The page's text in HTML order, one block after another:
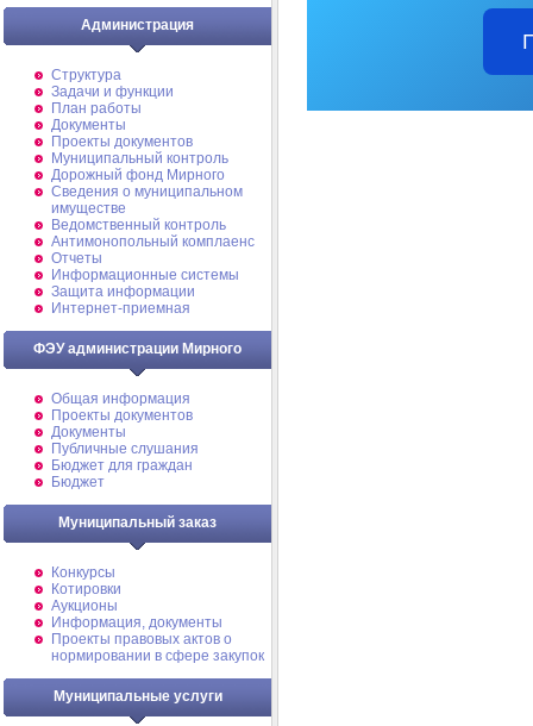
Администрация
Структура
Задачи и функции
План работы
Документы
Проекты документов
Муниципальный контроль
Дорожный фонд Мирного
Cведения о муниципальном
имуществе
Ведомственный контроль
Антимонопольный комплаенс
Отчеты
Информационные системы
Защита информации
Интернет-приемная
ФЭУ администрации Мирного
Общая информация
Проекты документов
Документы
Публичные слушания
Бюджет для граждан
Бюджет
Муниципальный заказ
Конкурсы
Котировки
Аукционы
Информация, документы
Проекты правовых актов о
нормировании в сфере закупок
Муниципальные услуги